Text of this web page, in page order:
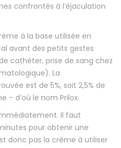
confrontés à l’éjaculation
à la base utilisée en
avant des petits gestes
cathéter, prise de sang chez
La
est de 5%, soit 2,5% de
– d’où le nom Prilox.
Il faut
pour obtenir une
donc pas la crème à utiliser